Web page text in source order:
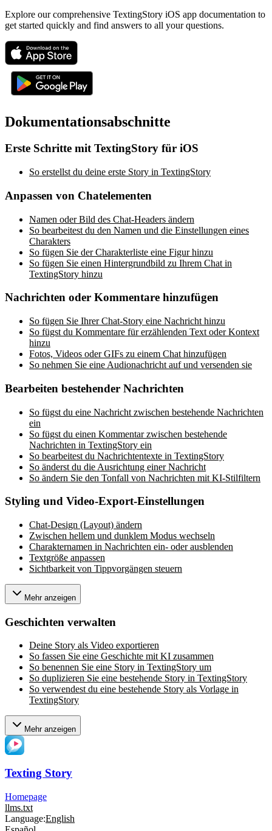
Explore our comprehensive TextingStory iOS app documentation to
get started quickly and find answers to all your questions.
Dokumentationsabschnitte
Erste Schritte mit TextingStory für iOS
So erstellst du deine erste Story in TextingStory
Anpassen von Chatelementen
Namen oder Bild des Chat-Headers ändern
So bearbeitest du den Namen und die Einstellungen eines
Charakters
So fügen Sie der Charakterliste eine Figur hinzu
So fügen Sie einen Hintergrundbild zu Ihrem Chat in
TextingStory hinzu
Nachrichten oder Kommentare hinzufügen
So fügen Sie Ihrer Chat-Story eine Nachricht hinzu
So fügst du Kommentare für erzählenden Text oder Kontext
hinzu
Fotos, Videos oder GIFs zu einem Chat hinzufügen
So nehmen Sie eine Audionachricht auf und versenden sie
Bearbeiten bestehender Nachrichten
So fügst du eine Nachricht zwischen bestehende Nachrichten
ein
So fügst du einen Kommentar zwischen bestehende
Nachrichten in TextingStory ein
So bearbeitest du Nachrichtentexte in TextingStory
So änderst du die Ausrichtung einer Nachricht
So ändern Sie den Tonfall von Nachrichten mit KI-Stilfiltern
Styling und Video-Export-Einstellungen
Chat-Design (Layout) ändern
Zwischen hellem und dunklem Modus wechseln
Charakternamen in Nachrichten ein- oder ausblenden
Textgröße anpassen
Sichtbarkeit von Tippvorgängen steuern
Mehr anzeigen
Geschichten verwalten
Deine Story als Video exportieren
So fassen Sie eine Geschichte mit KI zusammen
So benennen Sie eine Story in TextingStory um
So duplizieren Sie eine bestehende Story in TextingStory
So verwendest du eine bestehende Story als Vorlage in
TextingStory
Mehr anzeigen
Texting Story
Homepage
llms.txt
Language:English